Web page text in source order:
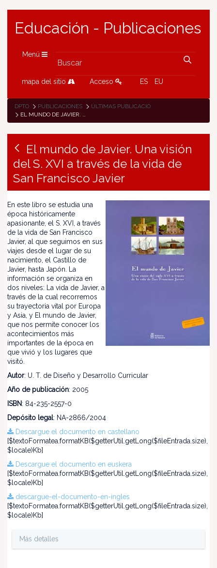
Educación - Publicaciones
Menú
mapa del sitio Acceso ES EU
DPTO PUBLICACIONES
ÚLTIMAS PUBLICACIONES
EL MUNDO DE JAVIER. UNA VISIÓN DEL S. XVI A TRAVÉS DE LA VIDA DE SAN FRANCISCO JAVIER
El mundo de Javier. Una visión
del S. XVI a través de la vida de
San Francisco Javier
En este libro se estudia una
época históricamente
apasionante, el S. XVI, a través
de la vida de San Francisco
Javier, al que seguimos en sus
viajes desde el lugar de su
nacimiento, el Castillo de
Javier, hasta Japón. La
información se organiza en
dos niveles: La vida de Javier, a
través de la cual recorremos
su trayectoria vital por Europa
y Asia, y El mundo de Javier,
que nos permite conocer los
acontecimientos más
importantes de la época en
que vivió y los lugares que
visitó.
Autor: U. T. de Diseño y Desarrollo Curricular
Año de publicación: 2005
ISBN: 84-235-2557-0
Depósito legal: NA-2866/2004
Descargue el documento en castellano
[$textoFormatea.formatKB($getterUtil.getLong($fileEntrada.size),
$locale)Kb]
Descargue el documento en euskera
[$textoFormatea.formatKB($getterUtil.getLong($fileEntrada.size),
$locale)Kb]
descargue-el-documento-en-ingles
[$textoFormatea.formatKB($getterUtil.getLong($fileEntrada.size),
$locale)Kb]
Más detalles